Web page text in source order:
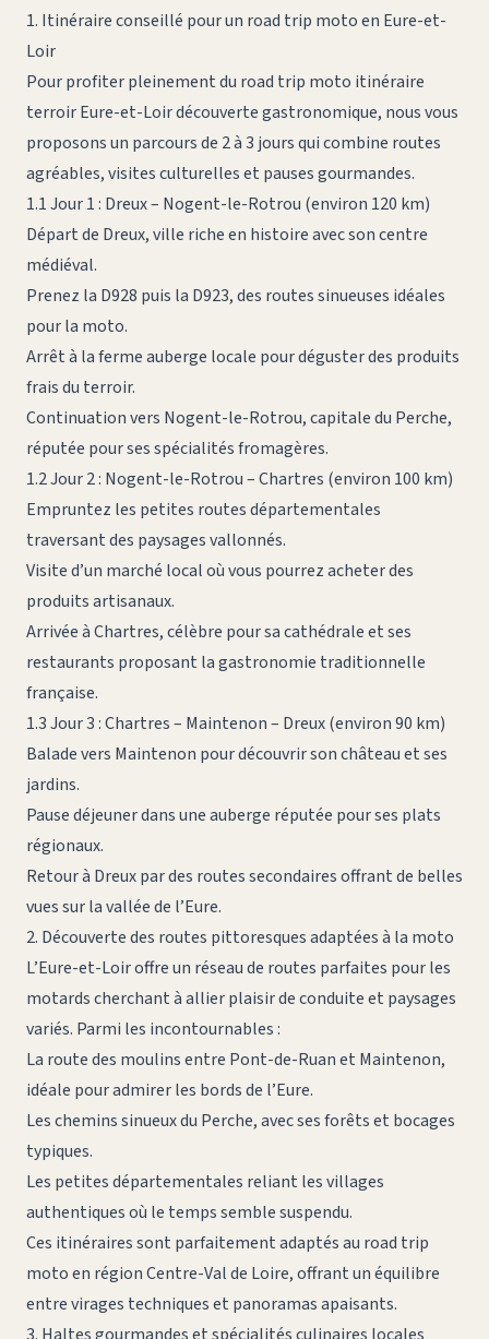
1. Itinéraire conseillé pour un road trip moto en Eure-et-
Loir
Pour profiter pleinement du road trip moto itinéraire
terroir Eure-et-Loir découverte gastronomique, nous vous
proposons un parcours de 2 à 3 jours qui combine routes
agréables, visites culturelles et pauses gourmandes.
1.1 Jour 1 : Dreux – Nogent-le-Rotrou (environ 120 km)
Départ de Dreux, ville riche en histoire avec son centre
médiéval.
Prenez la D928 puis la D923, des routes sinueuses idéales
pour la moto.
Arrêt à la ferme auberge locale pour déguster des produits
frais du terroir.
Continuation vers Nogent-le-Rotrou, capitale du Perche,
réputée pour ses spécialités fromagères.
1.2 Jour 2 : Nogent-le-Rotrou – Chartres (environ 100 km)
Empruntez les petites routes départementales
traversant des paysages vallonnés.
Visite d’un marché local où vous pourrez acheter des
produits artisanaux.
Arrivée à Chartres, célèbre pour sa cathédrale et ses
restaurants proposant la gastronomie traditionnelle
française.
1.3 Jour 3 : Chartres – Maintenon – Dreux (environ 90 km)
Balade vers Maintenon pour découvrir son château et ses
jardins.
Pause déjeuner dans une auberge réputée pour ses plats
régionaux.
Retour à Dreux par des routes secondaires offrant de belles
vues sur la vallée de l’Eure.
2. Découverte des routes pittoresques adaptées à la moto
L’Eure-et-Loir offre un réseau de routes parfaites pour les
motards cherchant à allier plaisir de conduite et paysages
variés. Parmi les incontournables :
La route des moulins entre Pont-de-Ruan et Maintenon,
idéale pour admirer les bords de l’Eure.
Les chemins sinueux du Perche, avec ses forêts et bocages
typiques.
Les petites départementales reliant les villages
authentiques où le temps semble suspendu.
Ces itinéraires sont parfaitement adaptés au road trip
moto en région Centre-Val de Loire, offrant un équilibre
entre virages techniques et panoramas apaisants.
3. Haltes gourmandes et spécialités culinaires locales